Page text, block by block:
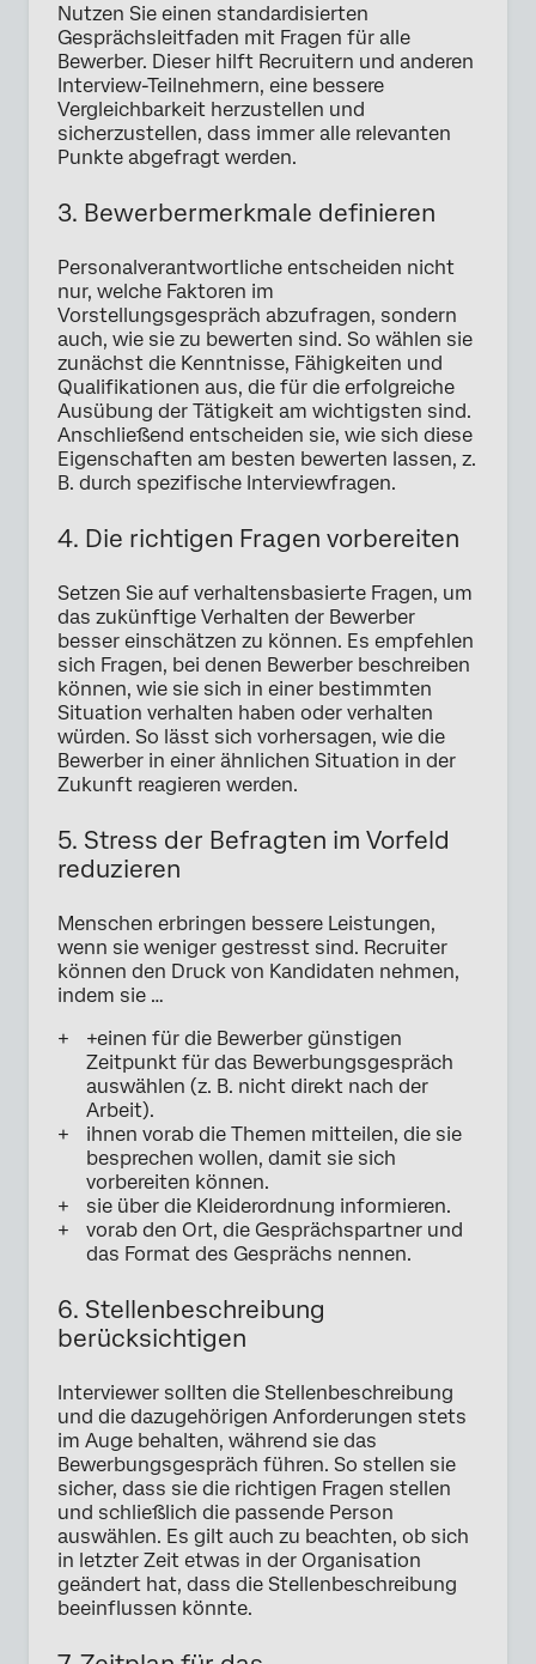
Nutzen Sie einen standardisierten
Gesprächsleitfaden mit Fragen für alle
Bewerber. Dieser hilft Recruitern und anderen
Interview-Teilnehmern, eine bessere
Vergleichbarkeit herzustellen und
sicherzustellen, dass immer alle relevanten
Punkte abgefragt werden.
3. Bewerbermerkmale definieren
Personalverantwortliche entscheiden nicht
nur, welche Faktoren im
Vorstellungsgespräch abzufragen, sondern
auch, wie sie zu bewerten sind. So wählen sie
zunächst die Kenntnisse, Fähigkeiten und
Qualifikationen aus, die für die erfolgreiche
Ausübung der Tätigkeit am wichtigsten sind.
Anschließend entscheiden sie, wie sich diese
Eigenschaften am besten bewerten lassen, z.
B. durch spezifische Interviewfragen.
4. Die richtigen Fragen vorbereiten
Setzen Sie auf verhaltensbasierte Fragen, um
das zukünftige Verhalten der Bewerber
besser einschätzen zu können. Es empfehlen
sich Fragen, bei denen Bewerber beschreiben
können, wie sie sich in einer bestimmten
Situation verhalten haben oder verhalten
würden. So lässt sich vorhersagen, wie die
Bewerber in einer ähnlichen Situation in der
Zukunft reagieren werden.
5. Stress der Befragten im Vorfeld
reduzieren
Menschen erbringen bessere Leistungen,
wenn sie weniger gestresst sind. Recruiter
können den Druck von Kandidaten nehmen,
indem sie …
+einen für die Bewerber günstigen
Zeitpunkt für das Bewerbungsgespräch
auswählen (z. B. nicht direkt nach der
Arbeit).
ihnen vorab die Themen mitteilen, die sie
besprechen wollen, damit sie sich
vorbereiten können.
sie über die Kleiderordnung informieren.
vorab den Ort, die Gesprächspartner und
das Format des Gesprächs nennen.
6. Stellenbeschreibung
berücksichtigen
Interviewer sollten die Stellenbeschreibung
und die dazugehörigen Anforderungen stets
im Auge behalten, während sie das
Bewerbungsgespräch führen. So stellen sie
sicher, dass sie die richtigen Fragen stellen
und schließlich die passende Person
auswählen. Es gilt auch zu beachten, ob sich
in letzter Zeit etwas in der Organisation
geändert hat, dass die Stellenbeschreibung
beeinflussen könnte.